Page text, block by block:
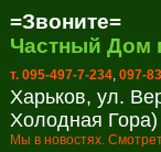
=Звоните=
Частный Дом
т. 095-497-7-234, 097-
Харьков, ул.
Холодная Гора)
Мы в новостях.